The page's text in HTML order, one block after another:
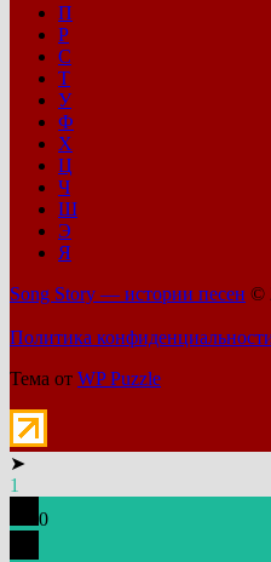
П
Р
С
Т
У
Ф
Х
Ц
Ч
Ш
Э
Я
Song Story — истории песен ©
Политика
Тема от WP Puzzle
➤
1
0